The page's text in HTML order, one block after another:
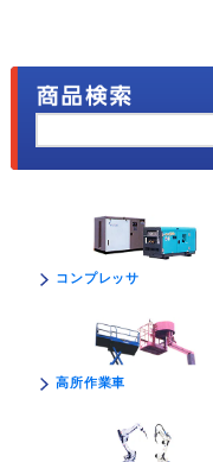
コンプレッサ
高所作業車